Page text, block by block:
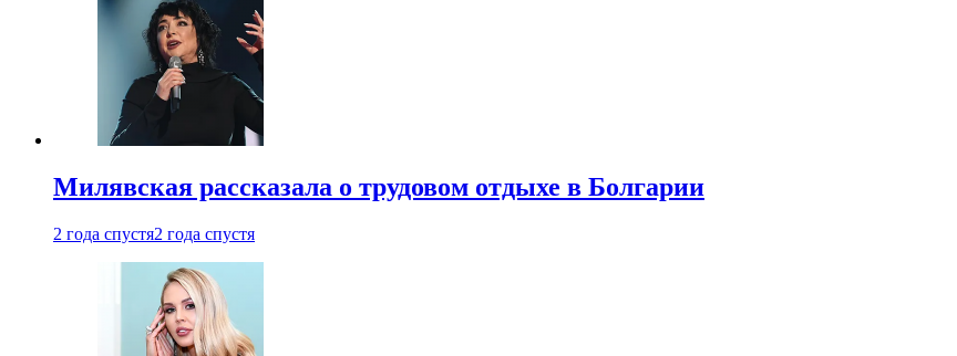
Милявская рассказала о трудовом отдыхе в Болгарии
2 года спустя2 года спустя